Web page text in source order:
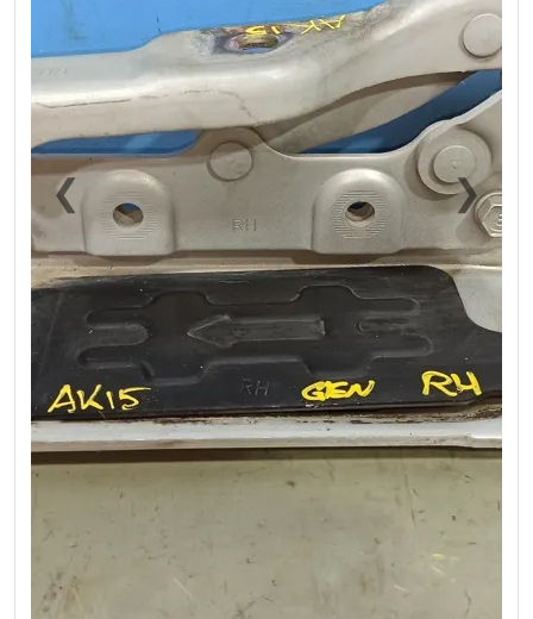
❮Previous ❯Next